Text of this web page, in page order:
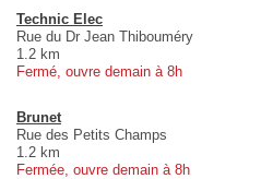
Technic Elec
Rue du Dr Jean Thibouméry
1.2 km
Fermé, ouvre demain à 8h
Brunet
Rue des Petits Champs
1.2 km
Fermée, ouvre demain à 8h